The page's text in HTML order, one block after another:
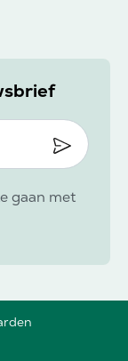
gaan met